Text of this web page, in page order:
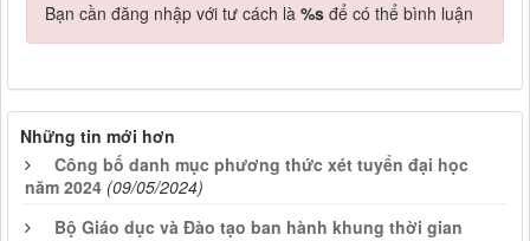
Bạn cần đăng nhập với tư cách là %s để có thể bình luận
Những tin mới hơn
Công bố danh mục phương thức xét tuyển đại học
năm 2024 (09/05/2024)
Bộ Giáo dục và Đào tạo ban hành khung thời gian